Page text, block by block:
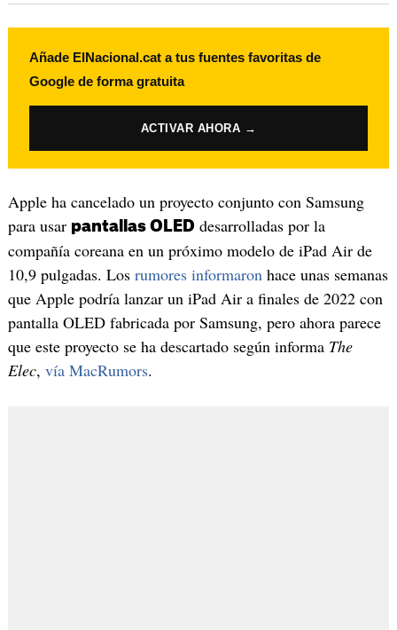
Añade ElNacional.cat a tus fuentes favoritas de
Google de forma gratuita
ACTIVAR AHORA →
Apple ha cancelado un proyecto conjunto con Samsung
para usar pantallas OLED desarrolladas por la
compañía coreana en un próximo modelo de iPad Air de
10,9 pulgadas. Los rumores informaronhace unas semanas
que Apple podría lanzar un iPad Air a finales de 2022 con
pantalla OLED fabricada por Samsung, pero ahora parece
que este proyecto se ha descartado según informa The
Elec, vía MacRumors.